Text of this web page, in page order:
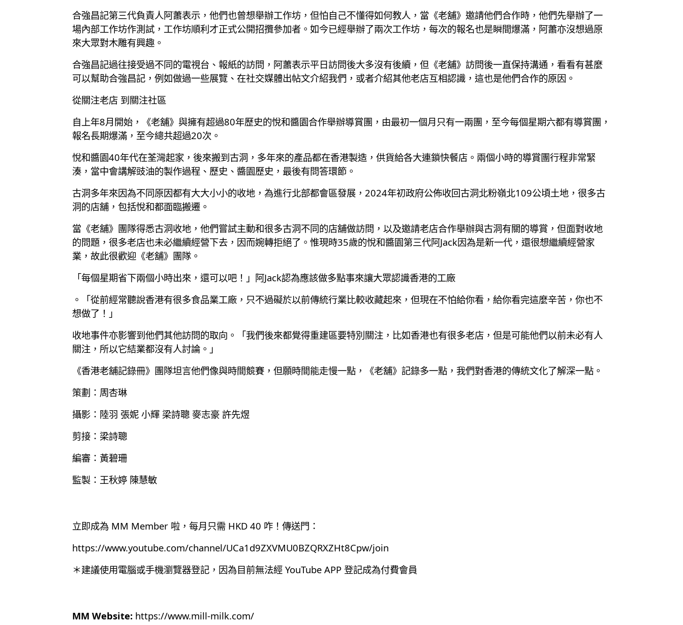
合強昌記第三代負責人阿蕭表示，他們也曾想舉辦工作坊，但怕自己不懂得如何教人，當《老舖》邀請他們合作時，他們先舉辦了一
場內部工作坊作測試，工作坊順利才正式公開招攬參加者。如今已經舉辦了兩次工作坊，每次的報名也是瞬間爆滿，阿蕭亦沒想過原
來大眾對木雕有興趣。
合強昌記過往接受過不同的電視台、報紙的訪問，阿蕭表示平日訪問後大多沒有後續，但《老舖》訪問後一直保持溝通，看看有甚麼
可以幫助合強昌記，例如做過一些展覽、在社交媒體出帖文介紹我們，或者介紹其他老店互相認識，這也是他們合作的原因。
從關注老店 到關注社區
自上年8月開始，《老舖》與擁有超過80年歷史的悅和醬園合作舉辦導賞團，由最初一個月只有一兩團，至今每個星期六都有導賞團，
報名長期爆滿，至今總共超過20次。
悅和醬園40年代在荃灣起家，後來搬到古洞，多年來的產品都在香港製造，供貨給各大連鎖快餐店。兩個小時的導賞團行程非常緊
湊，當中會講解豉油的製作過程、歷史、醬園歷史，最後有問答環節。
古洞多年來因為不同原因都有大大小小的收地，為進行北部都會區發展，2024年初政府公佈收回古洞北粉嶺北109公頃土地，很多古
洞的店舖，包括悅和都面臨搬遷。
當《老舖》團隊得悉古洞收地，他們嘗試主動和很多古洞不同的店舖做訪問，以及邀請老店合作舉辦與古洞有關的導賞，但面對收地
的問題，很多老店也未必繼續經營下去，因而婉轉拒絕了。惟現時35歲的悅和醬園第三代阿Jack因為是新一代，還很想繼續經營家
業，故此很歡迎《老舖》團隊。
「每個星期省下兩個小時出來，還可以吧！」阿Jack認為應該做多點事來讓大眾認識香港的工廠
。「從前經常聽說香港有很多食品業工廠，只不過礙於以前傳統行業比較收藏起來，但現在不怕給你看，給你看完這麼辛苦，你也不
想做了！」
收地事件亦影響到他們其他訪問的取向。「我們後來都覺得重建區要特別關注，比如香港也有很多老店，但是可能他們以前未必有人
關注，所以它結業都沒有人討論。」
《香港老舖記錄冊》團隊坦言他們像與時間競賽，但願時間能走慢一點，《老舖》記錄多一點，我們對香港的傳統文化了解深一點。
策劃：周杏琳
攝影：陸羽 張妮 小輝 梁詩聰 麥志豪 許先煜
剪接：梁詩聰
編審：黃碧珊
監製：王秋婷 陳慧敏
立即成為 MM Member 啦，每月只需 HKD 40 咋！傳送門：
https://www.youtube.com/channel/UCa1d9ZXVMU0BZQRXZHt8Cpw/join
＊建議使用電腦或手機瀏覽器登記，因為目前無法經 YouTube APP 登記成為付費會員
MM Website: https://www.mill-milk.com/